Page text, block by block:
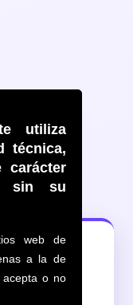
utiliza
técnica,
carácter
sin su
web de
a la de
acepta o no